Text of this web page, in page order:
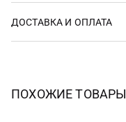
ДОСТАВКА И ОПЛАТА
ПОХОЖИЕ ТОВАРЫ